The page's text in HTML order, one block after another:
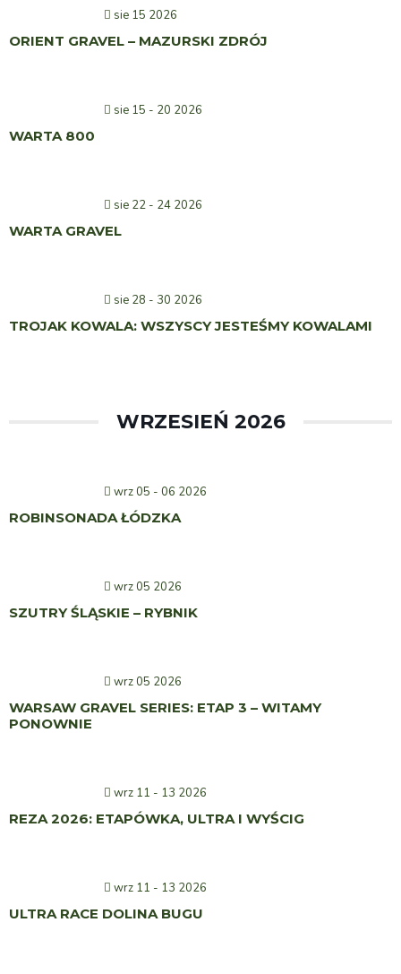
sie 15 2026
ORIENT GRAVEL – MAZURSKI ZDRÓJ
sie 15 - 20 2026
WARTA 800
sie 22 - 24 2026
WARTA GRAVEL
sie 28 - 30 2026
TROJAK KOWALA: WSZYSCY JESTEŚMY KOWALAMI
WRZESIEŃ 2026
wrz 05 - 06 2026
ROBINSONADA ŁÓDZKA
wrz 05 2026
SZUTRY ŚLĄSKIE – RYBNIK
wrz 05 2026
WARSAW GRAVEL SERIES: ETAP 3 – WITAMY
PONOWNIE
wrz 11 - 13 2026
REZA 2026: ETAPÓWKA, ULTRA I WYŚCIG
wrz 11 - 13 2026
ULTRA RACE DOLINA BUGU